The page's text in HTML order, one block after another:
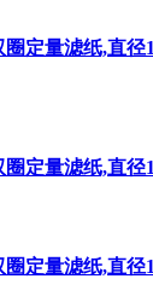
定量滤纸,直径
定量滤纸,直径
定量滤纸,直径